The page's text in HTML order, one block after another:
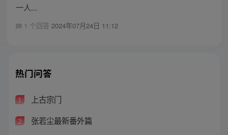
一人...
1 个回答 2024年07月24日 11:12
热门问答
1 上古宗门
2 张若尘最新番外篇